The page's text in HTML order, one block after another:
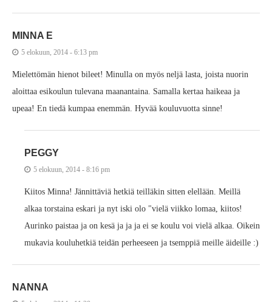
MINNA E
5 elokuun, 2014 - 6:13 pm
Mielettömän hienot bileet! Minulla on myös neljä lasta, joista nuorin
aloittaa esikoulun tulevana maanantaina. Samalla kertaa haikeaa ja
upeaa! En tiedä kumpaa enemmän. Hyvää kouluvuotta sinne!
PEGGY
5 elokuun, 2014 - 8:16 pm
Kiitos Minna! Jännittäviä hetkiä teilläkin sitten elellään. Meillä
alkaa torstaina eskari ja nyt iski olo "vielä viikko lomaa, kiitos!
Aurinko paistaa ja on kesä ja ja ja ei se koulu voi vielä alkaa. Oikein
mukavia kouluhetkiä teidän perheeseen ja tsemppiä meille äideille :)
NANNA